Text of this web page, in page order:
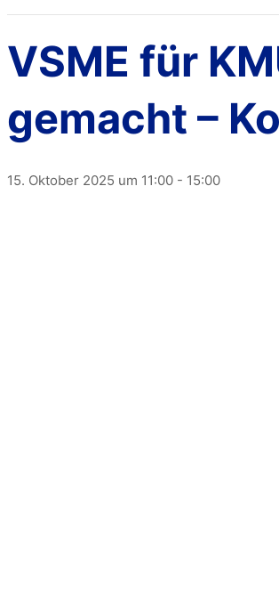
VSME für
gemacht –
15. Oktober 2025 um 11:00 - 15:00